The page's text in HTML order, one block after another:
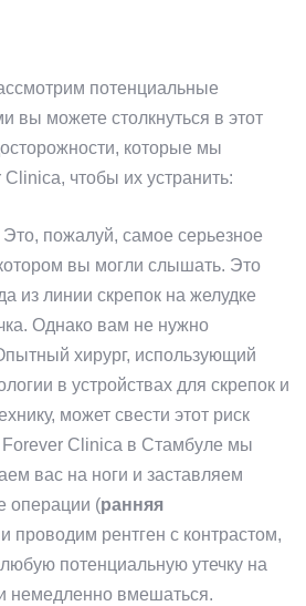
потенциальные
вы можете столкнуться в этот
которые мы
чтобы их устранить:
Это, пожалуй, самое серьезное
вы могли слышать. Это
из линии скрепок на желудке
Однако вам не нужно
хирург, использующий
в устройствах для скрепок и
может свести этот риск
Forever Clinica в Стамбуле мы
вас на ноги и заставляем
операции (ранняя
проводим рентген с контрастом,
потенциальную утечку на
немедленно вмешаться.